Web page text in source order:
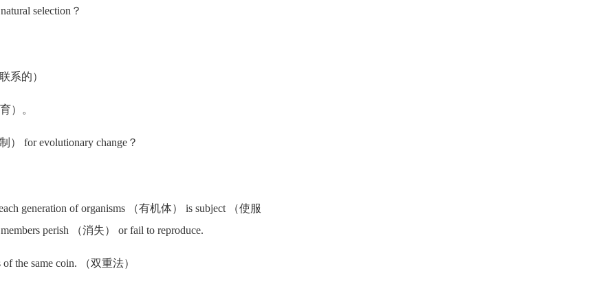
selection？
系的）
）。
） for evolutionary change？
generation of organisms （有机体） is subject （使服
perish （消失） or fail to reproduce.
the same coin. （双重法）